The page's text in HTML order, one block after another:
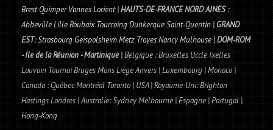
Brest Quimper Vannes Lorient |HAUTS-DE-FRANCE NORD AINES:
Abbeville Lille Roubaix Tourcoing Dunkerque Saint-Quentin |GRAND
EST: Strasbourg Geispolsheim Metz Troyes Nancy Mulhouse |DOM-ROM
- Ile de la Réunion - Martinique|Belgique : Bruxelles Uccle Ixelles
Louvain Tournai Bruges Mons Liège Anvers | Luxembourg | Monaco |
Canada : Québec Montréal Toronto | USA | Royaume-Uni: Brighton
Hastings Londres | Australie: Sydney Melbourne | Espagne | Portugal |
Hong-Kong